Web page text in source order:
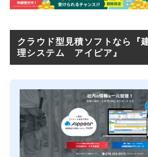
クラウド型見積ソフトなら『
理システム アイピア』